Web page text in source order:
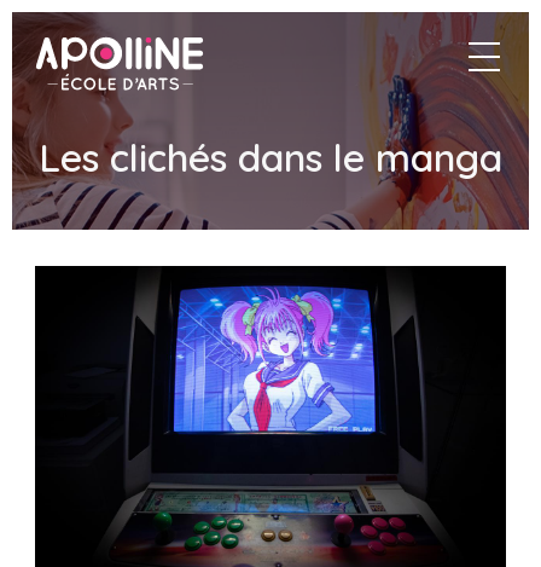
Apolline
–
École
Les clichés dans le manga